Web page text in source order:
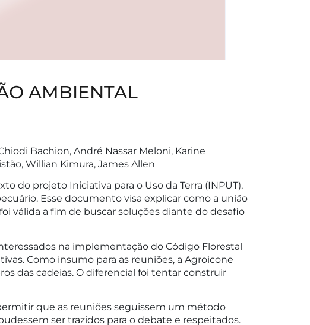
AMBIENTAL
Bachion, André Nassar Meloni, Karine
Willian Kimura, James Allen
do projeto Iniciativa para o Uso da Terra (INPUT),
Esse documento visa explicar como a união
válida a fim de buscar soluções diante do desafio
na implementação do Código Florestal
Como insumo para as reuniões, a Agroicone
das cadeias. O diferencial foi tentar construir
que as reuniões seguissem um método
ser trazidos para o debate e respeitados.